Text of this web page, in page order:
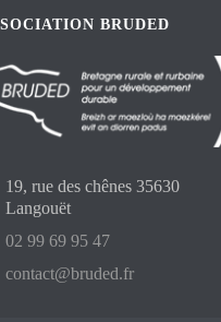
BRUDED
19, rue des chênes 35630
Langouët
02 99 69 95 47
contact@bruded.fr